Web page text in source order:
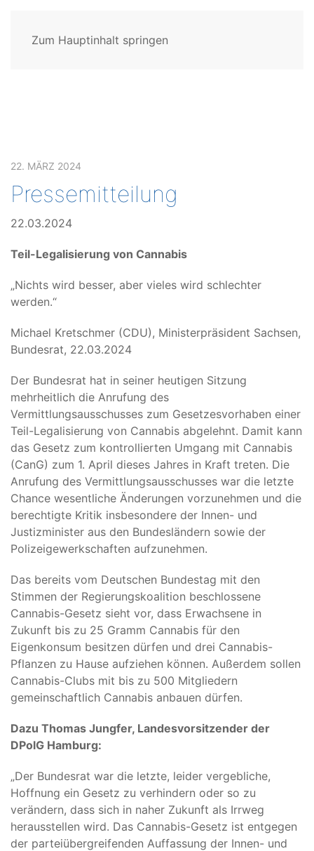
Zum Hauptinhalt springen
22. MÄRZ 2024
Pressemitteilung
22.03.2024
Teil-Legalisierung von Cannabis
„Nichts wird besser, aber vieles wird schlechter
werden.“
Michael Kretschmer (CDU), Ministerpräsident Sachsen,
Bundesrat, 22.03.2024
Der Bundesrat hat in seiner heutigen Sitzung
mehrheitlich die Anrufung des
Vermittlungsausschusses zum Gesetzesvorhaben einer
Teil-Legalisierung von Cannabis abgelehnt. Damit kann
das Gesetz zum kontrollierten Umgang mit Cannabis
(CanG) zum 1. April dieses Jahres in Kraft treten. Die
Anrufung des Vermittlungsausschusses war die letzte
Chance wesentliche Änderungen vorzunehmen und die
berechtigte Kritik insbesondere der Innen- und
Justizminister aus den Bundesländern sowie der
Polizeigewerkschaften aufzunehmen.
Das bereits vom Deutschen Bundestag mit den
Stimmen der Regierungskoalition beschlossene
Cannabis-Gesetz sieht vor, dass Erwachsene in
Zukunft bis zu 25 Gramm Cannabis für den
Eigenkonsum besitzen dürfen und drei Cannabis-
Pflanzen zu Hause aufziehen können. Außerdem sollen
Cannabis-Clubs mit bis zu 500 Mitgliedern
gemeinschaftlich Cannabis anbauen dürfen.
Dazu Thomas Jungfer, Landesvorsitzender der
DPolG Hamburg:
„Der Bundesrat war die letzte, leider vergebliche,
Hoffnung ein Gesetz zu verhindern oder so zu
verändern, dass sich in naher Zukunft als Irrweg
herausstellen wird. Das Cannabis-Gesetz ist entgegen
der parteiübergreifenden Auffassung der Innen- und